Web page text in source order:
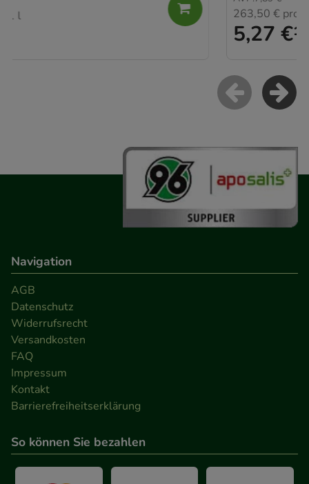
Navigation
AGB
Datenschutz
Widerrufsrecht
Versandkosten
FAQ
Impressum
Kontakt
Barrierefreiheitserklärung
So können Sie bezahlen